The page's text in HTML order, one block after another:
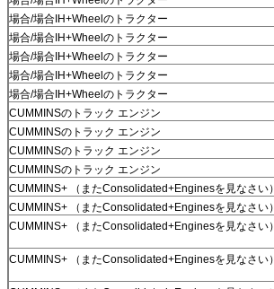
場合/場合IH+Wheelのトラクター
場合/場合IH+Wheelのトラクター
場合/場合IH+Wheelのトラクター
場合/場合IH+Wheelのトラクター
場合/場合IH+Wheelのトラクター
CUMMINSのトラック エンジン
CUMMINSのトラック エンジン
CUMMINSのトラック エンジン
CUMMINSのトラック エンジン
CUMMINS+ （またConsolidated+Enginesを見なさい）
CUMMINS+ （またConsolidated+Enginesを見なさい）
CUMMINS+ （またConsolidated+Enginesを見なさい）
CUMMINS+ （またConsolidated+Enginesを見なさい）